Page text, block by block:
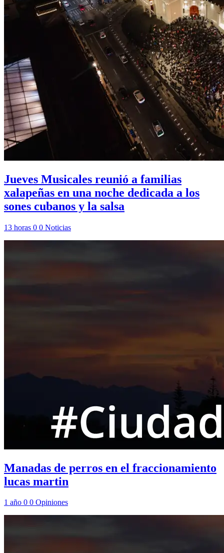
Jueves Musicales reunió a familias
xalapeñas en una noche dedicada a los
sones cubanos y la salsa
13 horas 0 0 Noticias
Manadas de perros en el fraccionamiento
lucas martin
1 año 0 0 Opiniones